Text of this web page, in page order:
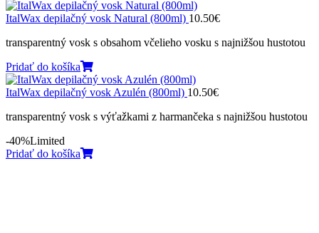
ItalWax depilačný vosk Natural (800ml) 10.50€
transparentný vosk s obsahom včelieho vosku s najnižšou hustotou
Pridať do košíka
ItalWax depilačný vosk Azulén (800ml) 10.50€
transparentný vosk s výťažkami z harmančeka s najnižšou hustotou
-40%Limited
Pridať do košíka